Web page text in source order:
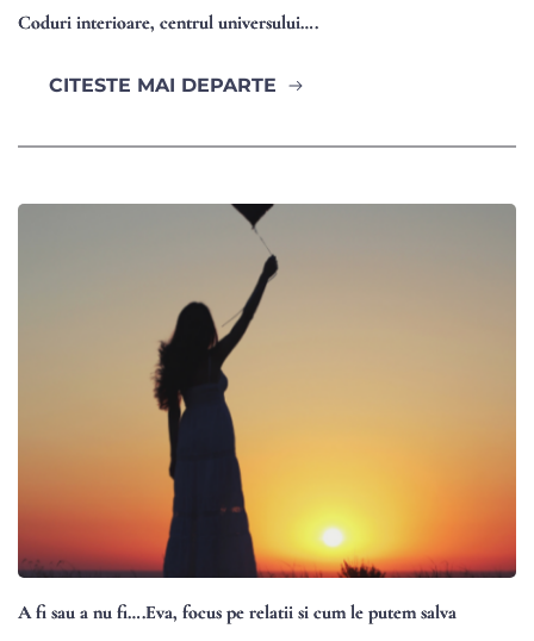
Coduri interioare, centrul universului….
CITESTE MAI DEPARTE
A fi sau a nu fi….Eva, focus pe relatii si cum le putem salva